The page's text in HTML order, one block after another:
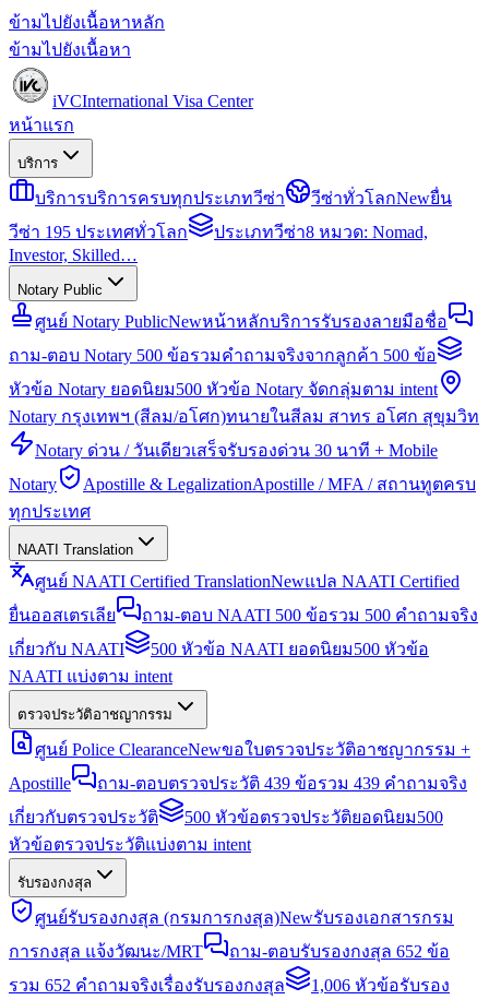
ข้ามไปยังเนื้อหาหลัก
ข้ามไปยังเนื้อหา
iVCInternational Visa Center
หน้าแรก
บริการ
บริการบริการครบทุกประเภทวีซ่า วีซ่าทั่วโลกNewยื่น
วีซ่า 195 ประเทศทั่วโลก
ประเภทวีซ่า8 หมวด: Nomad,
Investor, Skilled…
Notary Public
ศูนย์ Notary PublicNewหน้าหลักบริการรับรองลายมือชื่อ
ถาม-ตอบ Notary 500 ข้อรวมคำถามจริงจากลูกค้า 500 ข้อ
หัวข้อ Notary ยอดนิยม500 หัวข้อ Notary จัดกลุ่มตาม intent
Notary กรุงเทพฯ (สีลม/อโศก)ทนายในสีลม สาทร อโศก สุขุมวิท
Notary ด่วน / วันเดียวเสร็จรับรองด่วน 30 นาที + Mobile
Notary
Apostille & LegalizationApostille / MFA / สถานทูตครบ
ทุกประเทศ
NAATI Translation
ศูนย์ NAATI Certified TranslationNewแปล NAATI Certified
ยื่นออสเตรเลีย
ถาม-ตอบ NAATI 500 ข้อรวม 500 คำถามจริง
เกี่ยวกับ NAATI
500 หัวข้อ NAATI ยอดนิยม500 หัวข้อ
NAATI แบ่งตาม intent
ตรวจประวัติอาชญากรรม
ศูนย์ Police ClearanceNewขอใบตรวจประวัติอาชญากรรม +
Apostille
ถาม-ตอบตรวจประวัติ 439 ข้อรวม 439 คำถามจริง
เกี่ยวกับตรวจประวัติ
500 หัวข้อตรวจประวัติยอดนิยม500
หัวข้อตรวจประวัติแบ่งตาม intent
รับรองกงสุล
ศูนย์รับรองกงสุล (กรมการกงสุล)Newรับรองเอกสารกรม
การกงสุล แจ้งวัฒนะ/MRT
ถาม-ตอบรับรองกงสุล 652 ข้อ
รวม 652 คำถามจริงเรื่องรับรองกงสุล
1,006 หัวข้อรับรอง